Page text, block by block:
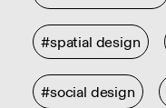
#spatial design
#social design